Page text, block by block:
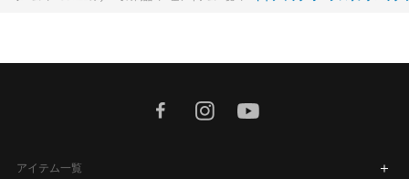
facebookinstagram
アイテム一覧